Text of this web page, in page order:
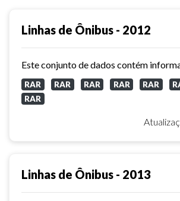
Linhas de Ônibus - 2012
RAR RAR RAR RAR RAR
RAR
Linhas de Ônibus - 2013